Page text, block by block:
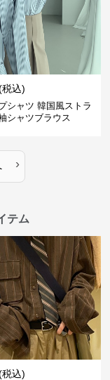
税込)
シャツ 韓国風ストラ
シャツブラウス
›
テム
税込)